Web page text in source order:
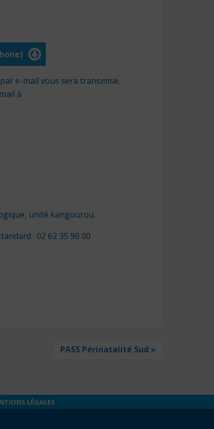
e-mail vous sera transmise.
à
unité kangourou.
: 02 62 35 90 00
PASS Périnatalité Sud »
LÉGALES